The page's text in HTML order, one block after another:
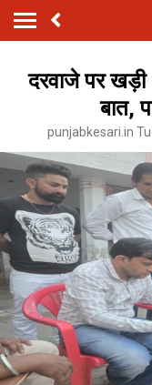
दरवाजे पर खड़ी
बात,
punjabkesari.in